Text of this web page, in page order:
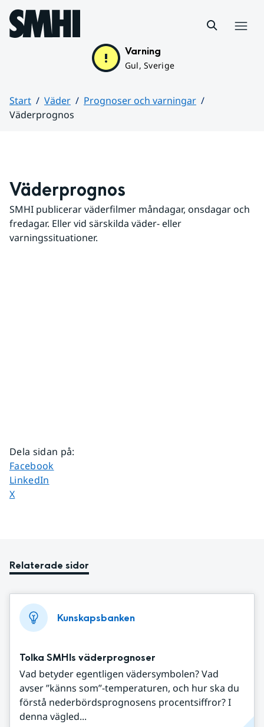
Hoppa till sidans innehåll
Varning
Gul, Sverige
Start Väder
Prognoser och varningar
Väderprognos
Väderprognos
SMHI publicerar väderfilmer måndagar, onsdagar och
fredagar. Eller vid särskilda väder- eller
varningssituationer.
Dela sidan på:
Dela sidan på
Facebook
Dela sidan på
LinkedIn
Dela sidan på
X
Relaterade sidor
Kunskapsbanken
Tolka SMHIs väderprognoser
Vad betyder egentligen vädersymbolen? Vad
avser ”känns som”-temperaturen, och hur ska du
förstå nederbördsprognosens procentsiffror? I
denna vägled...